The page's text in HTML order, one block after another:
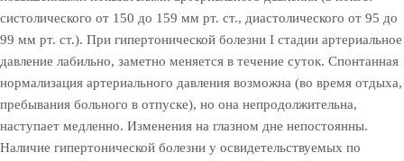
систолического от 150 до 159 мм рт. ст., диастолического от 95 до
99 мм рт. ст.). При гипертонической болезни I стадии артериальное
давление лабильно, заметно меняется в течение суток. Спонтанная
нормализация артериального давления возможна (во время отдыха,
пребывания больного в отпуске), но она непродолжительна,
наступает медленно. Изменения на глазном дне непостоянны.
Наличие гипертонической болезни у освидетельствуемых по